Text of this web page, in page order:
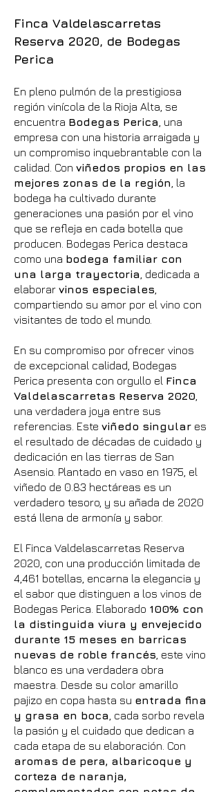
Finca Valdelascarretas
Reserva 2020, de Bodegas
Perica
En pleno pulmón de la prestigiosa
región vinícola de la Rioja Alta, se
encuentra Bodegas Perica , una
empresa con una historia arraigada y
un compromiso inquebrantable con la
calidad. Con viñedos propios en las
mejores zonas de la región , la
bodega ha cultivado durante
generaciones una pasión por el vino
que se refleja en cada botella que
producen. Bodegas Perica destaca
como una bodega familiar con
una larga trayectoria , dedicada a
elaborar vinos especiales
compartiendo su amor por el vino con
visitantes de todo el mundo.
En su compromiso por ofrecer vinos
de excepcional calidad, Bodegas
Perica presenta con orgullo el Finca
Valdelascarretas Reserva 2020
una verdadera joya entre sus
referencias. Este viñedo singular es
el resultado de décadas de cuidado y
dedicación en las tierras de San
Asensio. Plantado en vaso en 1975, el
viñedo de 0.83 hectáreas es un
verdadero tesoro, y su añada de 2020
está llena de armonía y sabor.
El Finca Valdelascarretas Reserva
2020, con una producción limitada de
4,461 botellas, encarna la elegancia y
el sabor que distinguen a los vinos de
Bodegas Perica. Elaborado 100% con
la distinguida viura y envejecido
durante 15 meses en barricas
nuevas de roble francés , este vino
blanco es una verdadera obra
maestra. Desde su color amarillo
pajizo en copa hasta su entrada fina
y grasa en boca , cada sorbo revela
la pasión y el cuidado que dedican a
cada etapa de su elaboración. Con
aromas de pera, albaricoque y
corteza de naranja,